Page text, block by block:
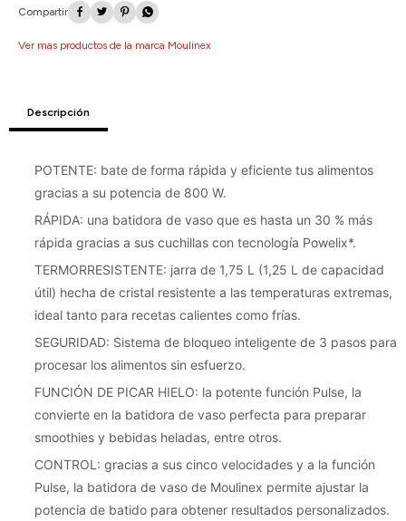
   
Ver mas productos de la marca Moulinex
Descripción
POTENTE: bate de forma rápida y eficiente tus alimentos
gracias a su potencia de 800 W.
RÁPIDA: una batidora de vaso que es hasta un 30 % más
rápida gracias a sus cuchillas con tecnología Powelix*.
TERMORRESISTENTE: jarra de 1,75 L (1,25 L de capacidad
útil) hecha de cristal resistente a las temperaturas extremas,
ideal tanto para recetas calientes como frías.
SEGURIDAD: Sistema de bloqueo inteligente de 3 pasos para
procesar los alimentos sin esfuerzo.
FUNCIÓN DE PICAR HIELO: la potente función Pulse, la
convierte en la batidora de vaso perfecta para preparar
smoothies y bebidas heladas, entre otros.
CONTROL: gracias a sus cinco velocidades y a la función
Pulse, la batidora de vaso de Moulinex permite ajustar la
potencia de batido para obtener resultados personalizados.